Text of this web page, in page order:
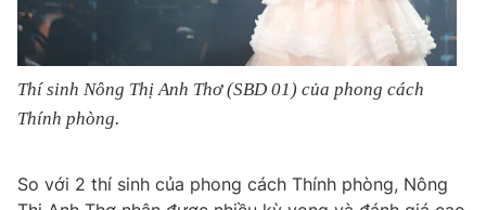
Thí sinh Nông Thị Anh Thơ (SBD 01) của phong cách
Thính phòng.
So với 2 thí sinh của phong cách Thính phòng, Nông